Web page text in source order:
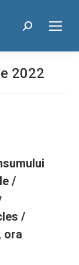
Search:
2022
/
/
ora